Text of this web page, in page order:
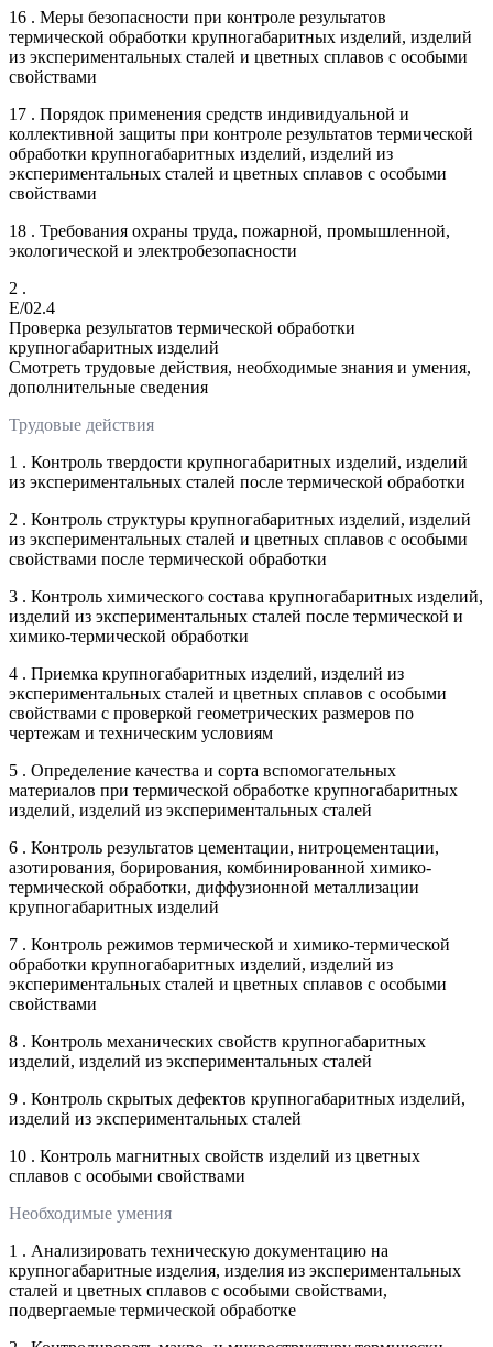
16 . Меры безопасности при контроле результатов
термической обработки крупногабаритных изделий, изделий
из экспериментальных сталей и цветных сплавов с особыми
свойствами
17 . Порядок применения средств индивидуальной и
коллективной защиты при контроле результатов термической
обработки крупногабаритных изделий, изделий из
экспериментальных сталей и цветных сплавов с особыми
свойствами
18 . Требования охраны труда, пожарной, промышленной,
экологической и электробезопасности
2 .
E/02.4
Проверка результатов термической обработки
крупногабаритных изделий
Смотреть трудовые действия, необходимые знания и умения,
дополнительные сведения
Трудовые действия
1 . Контроль твердости крупногабаритных изделий, изделий
из экспериментальных сталей после термической обработки
2 . Контроль структуры крупногабаритных изделий, изделий
из экспериментальных сталей и цветных сплавов с особыми
свойствами после термической обработки
3 . Контроль химического состава крупногабаритных изделий,
изделий из экспериментальных сталей после термической и
химико-термической обработки
4 . Приемка крупногабаритных изделий, изделий из
экспериментальных сталей и цветных сплавов с особыми
свойствами с проверкой геометрических размеров по
чертежам и техническим условиям
5 . Определение качества и сорта вспомогательных
материалов при термической обработке крупногабаритных
изделий, изделий из экспериментальных сталей
6 . Контроль результатов цементации, нитроцементации,
азотирования, борирования, комбинированной химико-
термической обработки, диффузионной металлизации
крупногабаритных изделий
7 . Контроль режимов термической и химико-термической
обработки крупногабаритных изделий, изделий из
экспериментальных сталей и цветных сплавов с особыми
свойствами
8 . Контроль механических свойств крупногабаритных
изделий, изделий из экспериментальных сталей
9 . Контроль скрытых дефектов крупногабаритных изделий,
изделий из экспериментальных сталей
10 . Контроль магнитных свойств изделий из цветных
сплавов с особыми свойствами
Необходимые умения
1 . Анализировать техническую документацию на
крупногабаритные изделия, изделия из экспериментальных
сталей и цветных сплавов с особыми свойствами,
подвергаемые термической обработке